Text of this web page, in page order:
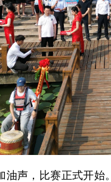
油声，比赛正式开始